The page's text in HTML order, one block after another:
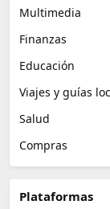
Multimedia
Finanzas
Educación
Viajes y guías
Salud
Compras
Plataformas